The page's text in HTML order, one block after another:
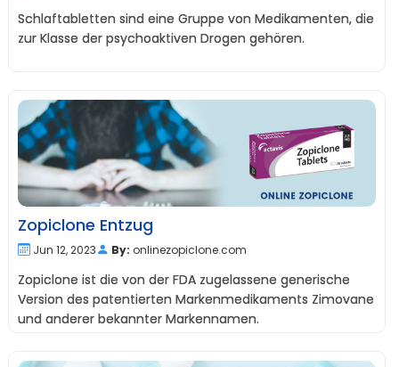
Schlaftabletten sind eine Gruppe von Medikamenten, die
zur Klasse der psychoaktiven Drogen gehören.
Zopiclone Entzug
Jun 12, 2023 By: onlinezopiclone.com
Zopiclone ist die von der FDA zugelassene generische
Version des patentierten Markenmedikaments Zimovane
und anderer bekannter Markennamen.